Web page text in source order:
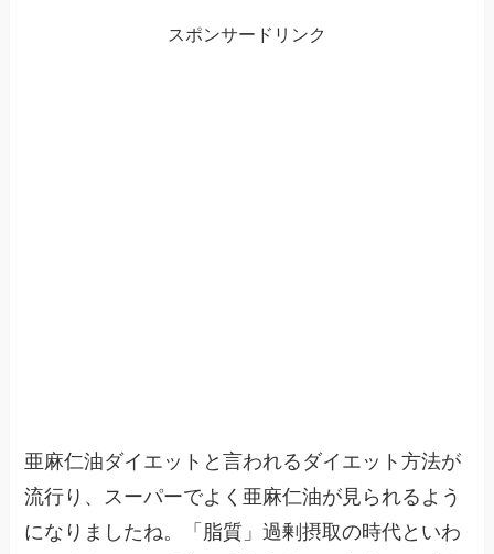
スポンサードリンク
亜麻仁油ダイエットと言われるダイエット方法が
流行り、スーパーでよく亜麻仁油が見られるよう
になりましたね。「脂質」過剰摂取の時代といわ